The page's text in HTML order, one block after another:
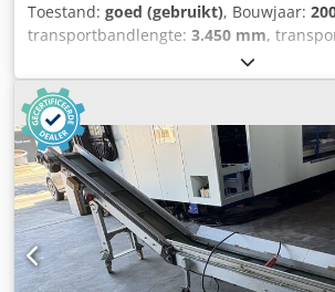
Toestand: goed (gebruikt), Bouwjaar:
transportbandlengte: 3.450 mm,
1.150 mm
technologie L 4 - B 04 Voorraadnr.:
Type apparaat: Transportband
Dsdpexa Am Dsfx Aifekr Type: Vlakke
Bouwjaar: 2009 Hoogte verstelbaar van
Loshoogte: 1150 Vlakke transportband:
mm Bandlengte: 3450 mm